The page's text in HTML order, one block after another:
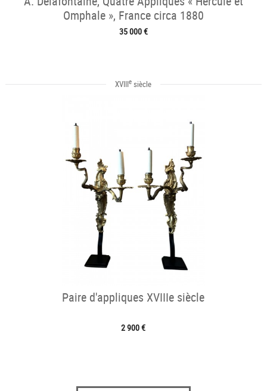
Omphale », France circa 1880
35 000 €
XVIIIe siècle
Paire d'appliques XVIIIe siècle
2 900 €